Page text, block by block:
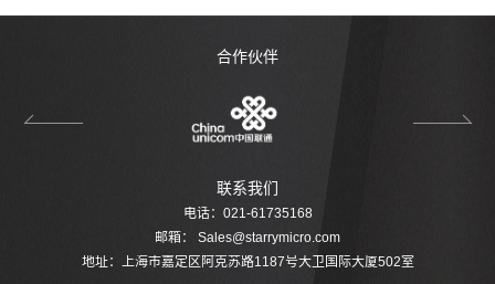
合作伙伴
联系我们
电话：021-61735168
邮箱：
Sales@starrymicro.com
地址：上海市嘉定区阿克苏路1187号大卫国际大厦502室